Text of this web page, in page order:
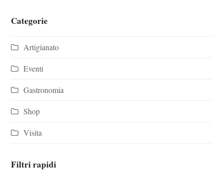
Categorie
Artigianato
Eventi
Gastronomia
Shop
Visita
Filtri rapidi